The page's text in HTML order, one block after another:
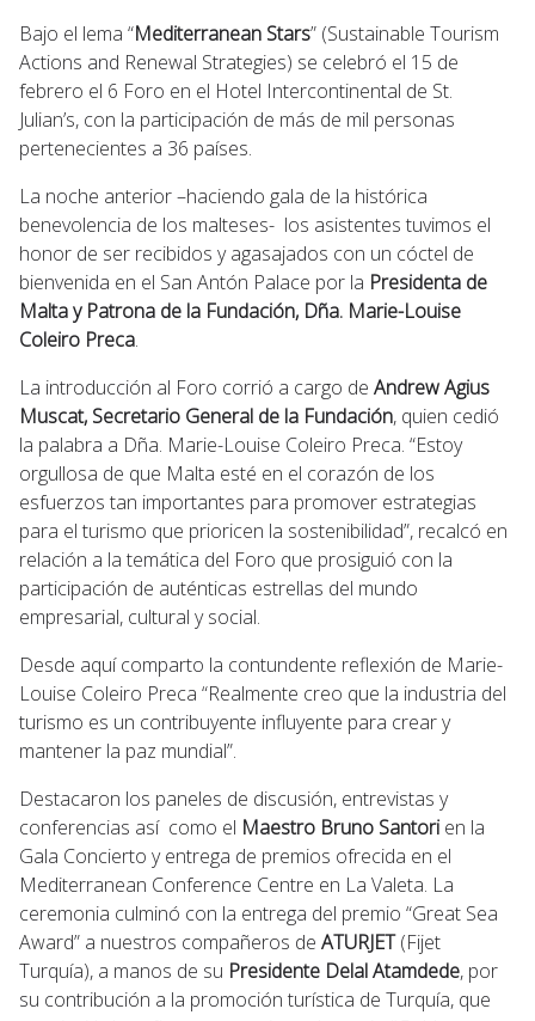
Bajo el lema “Mediterranean Stars” (Sustainable Tourism
Actions and Renewal Strategies) se celebró el 15 de
febrero el 6 Foro en el Hotel Intercontinental de St.
Julian’s, con la participación de más de mil personas
pertenecientes a 36 países.
La noche anterior –haciendo gala de la histórica
benevolencia de los malteses- los asistentes tuvimos el
honor de ser recibidos y agasajados con un cóctel de
bienvenida en el San Antón Palace por la Presidenta de
Malta y Patrona de la Fundación, Dña. Marie-Louise
Coleiro Preca.
La introducción al Foro corrió a cargo de Andrew Agius
Muscat, Secretario General de la Fundación, quien cedió
la palabra a Dña. Marie-Louise Coleiro Preca. “Estoy
orgullosa de que Malta esté en el corazón de los
esfuerzos tan importantes para promover estrategias
para el turismo que prioricen la sostenibilidad”, recalcó en
relación a la temática del Foro que prosiguió con la
participación de auténticas estrellas del mundo
empresarial, cultural y social.
Desde aquí comparto la contundente reflexión de Marie-
Louise Coleiro Preca “Realmente creo que la industria del
turismo es un contribuyente influyente para crear y
mantener la paz mundial”.
Destacaron los paneles de discusión, entrevistas y
conferencias así como el Maestro Bruno Santori en la
Gala Concierto y entrega de premios ofrecida en el
Mediterranean Conference Centre en La Valeta. La
ceremonia culminó con la entrega del premio “Great Sea
Award” a nuestros compañeros de ATURJET(Fijet
Turquía), a manos de su Presidente Delal Atamdede, por
su contribución a la promoción turística de Turquía, que